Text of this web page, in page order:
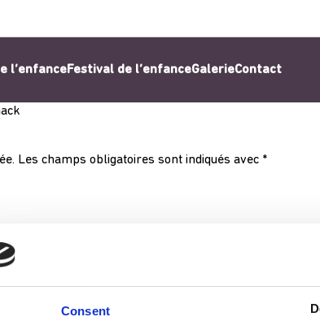
Consent
l’enfanceFestival de l’enfanceGalerieContact
Les champs obligatoires sont indiqués avec *